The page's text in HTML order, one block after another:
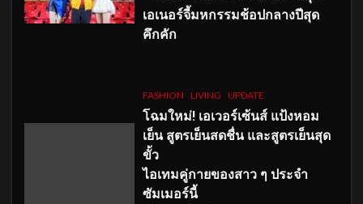
เอเนอร์จี้มหกรรมช้อปกลางปีสุด
คึกคัก
FASHION LIVING UPDATE
โฉมใหม่! เอเวอร์เซ้นส์ แป้งหอม
เย็น สูตรเย็นสดชื่น และสูตรเย็นสุด
ขั้ว
ไอเทมคู่กายของสาว ๆ ประจำ
ซัมเมอร์นี้